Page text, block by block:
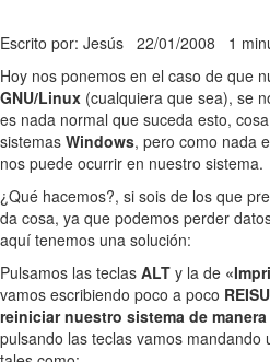
Escrito por: Jesús 22/01/2008 1
Hoy nos ponemos en el caso de que
GNU/Linux (cualquiera que sea), se
es nada normal que suceda esto,
sistemas Windows, pero como nada
nos puede ocurrir en nuestro sistema.
¿Qué hacemos?, si sois de los que
da cosa, ya que podemos perder
aquí tenemos una solución:
Pulsamos las teclas ALT y la de
vamos escribiendo poco a poco
reiniciar nuestro sistema de
pulsando las teclas vamos mandando